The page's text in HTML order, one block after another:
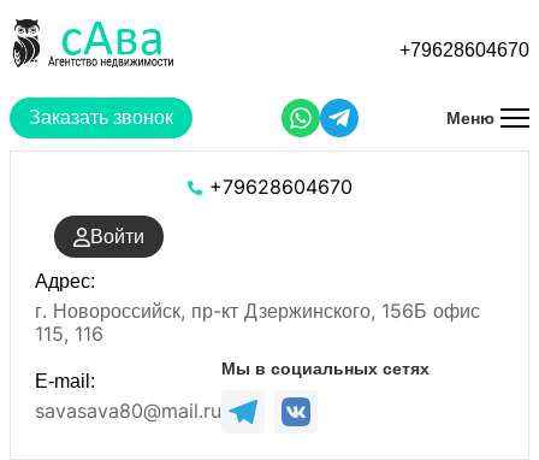
основному
Заказать звонок
+79628604670
Меню
+79628604670
Войти
Адрес:
г. Новороссийск, пр-кт Дзержинского, 156Б офис
115, 116
E-mail:
savasava80@mail.ru
Мы в социальных сетях